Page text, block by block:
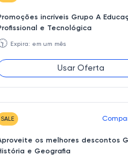
incríveis Grupo A
e Tecnológica
Expira: em um mês
Usar Oferta
SALE
os melhores descontos
e Geografia